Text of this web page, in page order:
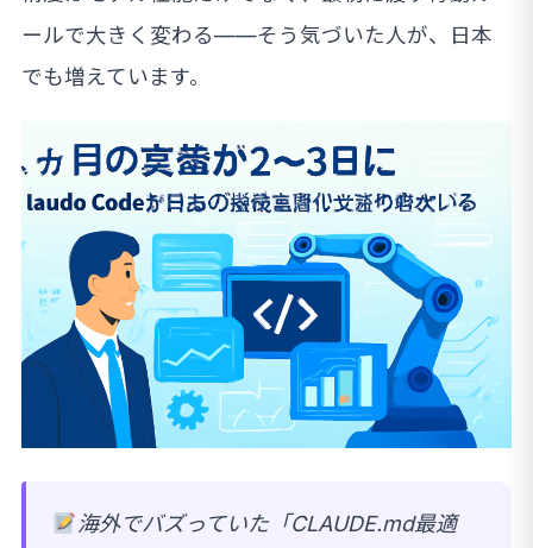
ールで大きく変わる——そう気づいた人が、日本
でも増えています。
海外でバズっていた「CLAUDE.md最適